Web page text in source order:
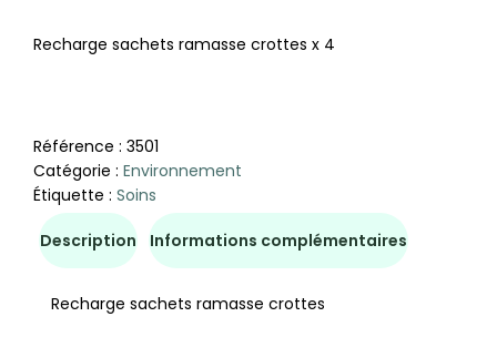
Recharge sachets ramasse crottes x 4
Référence : 3501
Catégorie : Environnement
Étiquette : Soins
Description Informations complémentaires
Recharge sachets ramasse crottes